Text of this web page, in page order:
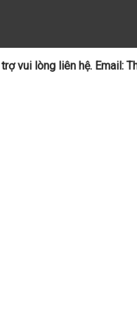
vui lòng liên hệ. Email: